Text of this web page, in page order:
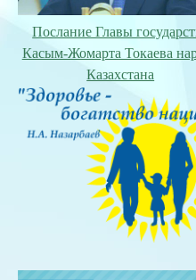
Послание Главы
Касым-Жомарта Токаева
Казахстана